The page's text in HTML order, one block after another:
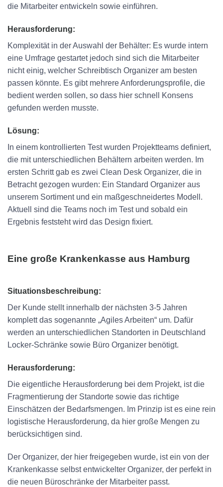
die Mitarbeiter entwickeln sowie einführen.
Herausforderung:
Komplexität in der Auswahl der Behälter: Es wurde intern
eine Umfrage gestartet jedoch sind sich die Mitarbeiter
nicht einig, welcher Schreibtisch Organizer am besten
passen könnte. Es gibt mehrere Anforderungsprofile, die
bedient werden sollen, so dass hier schnell Konsens
gefunden werden musste.
Lösung:
In einem kontrollierten Test wurden Projektteams definiert,
die mit unterschiedlichen Behältern arbeiten werden. Im
ersten Schritt gab es zwei Clean Desk Organizer, die in
Betracht gezogen wurden: Ein Standard Organizer aus
unserem Sortiment und ein maßgeschneidertes Modell.
Aktuell sind die Teams noch im Test und sobald ein
Ergebnis feststeht wird das Design fixiert.
Eine große Krankenkasse aus Hamburg
Situationsbeschreibung:
Der Kunde stellt innerhalb der nächsten 3-5 Jahren
komplett das sogenannte „Agiles Arbeiten“ um. Dafür
werden an unterschiedlichen Standorten in Deutschland
Locker-Schränke sowie Büro Organizer benötigt.
Herausforderung:
Die eigentliche Herausforderung bei dem Projekt, ist die
Fragmentierung der Standorte sowie das richtige
Einschätzen der Bedarfsmengen. Im Prinzip ist es eine rein
logistische Herausforderung, da hier große Mengen zu
berücksichtigen sind.
Der Organizer, der hier freigegeben wurde, ist ein von der
Krankenkasse selbst entwickelter Organizer, der perfekt in
die neuen Büroschränke der Mitarbeiter passt.